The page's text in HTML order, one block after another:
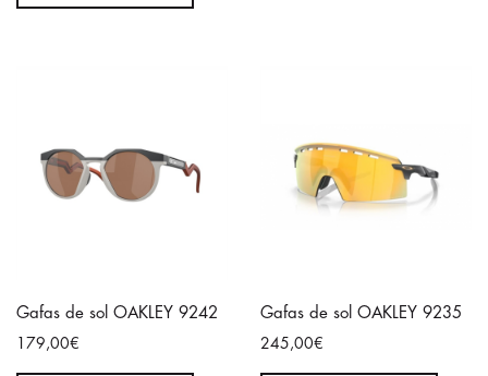
Gafas de sol OAKLEY 9242
179,00€
Gafas de sol OAKLEY 9235
245,00€